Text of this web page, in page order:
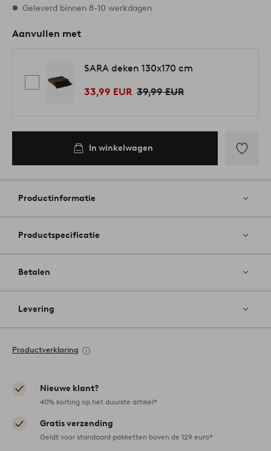
Op voorraad
Geleverd binnen 8-10 werkdagen
Aanvullen met
SARA deken 130x170 cm
33,99 EUR 39,99 EUR
In winkelwagen
aan
Productinformatie
Productspecificatie
Betalen
Levering
Productverklaring
Nieuwe klant?
40% korting op het duurste artikel*
Gratis verzending
Geldt voor standaard pakketten boven de 129 euro*